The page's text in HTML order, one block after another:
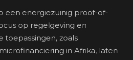
een energiezuinig proof-of-
op regelgeving en
toepassingen, zoals
in Afrika, laten